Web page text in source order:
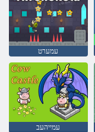
עמערט
עמייהעב